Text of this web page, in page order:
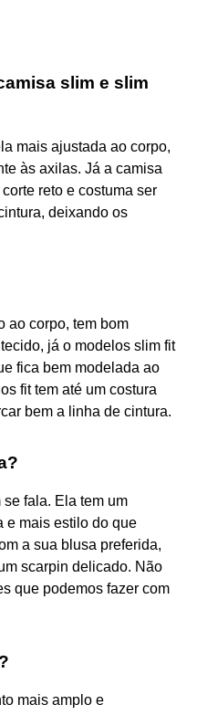
slim e slim
mais ajustada ao corpo,
às axilas. Já a camisa
reto e costuma ser
deixando os
ao corpo, tem bom
já o modelos slim fit
fica bem modelada ao
fit tem até um costura
bem a linha de cintura.
fala. Ela tem um
e mais estilo do que
a sua blusa preferida,
scarpin delicado. Não
que podemos fazer com
mais amplo e